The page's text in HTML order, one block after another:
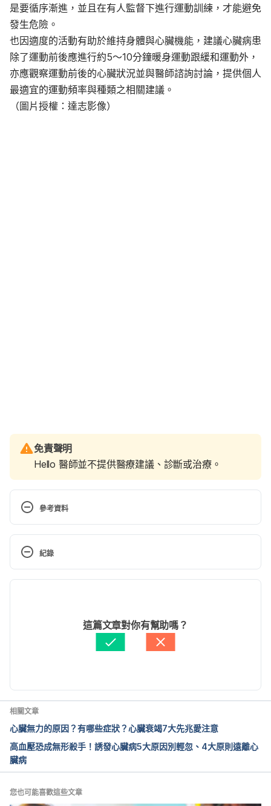
是要循序漸進，並且在有人監督下進行運動訓練，才能避免
發生危險。
也因適度的活動有助於維持身體與心臟機能，建議心臟病患
除了運動前後應進行約5～10分鐘暖身運動跟緩和運動外，
亦應觀察運動前後的心臟狀況並與醫師諮詢討論，提供個人
最適宜的運動頻率與種類之相關建議。
（圖片授權：達志影像）
免責聲明
Hello 醫師並不提供醫療建議、診斷或治療。
參考資料
https://www.hpa.gov.tw/Pages/Detail.aspx?
nodeid=632&pid=1188
August 10, 2022
如何做個「好心」人 避免心臟傷很大（衛福部）
2022
保安康!（衛福部）https://www.mohw.gov.tw/cp-
4624-57331-1.html Accessed August 10, 2022
基金會）
紀錄
張凱安 Kyle Chang
黃斯煒醫師
更新
這篇文章對你有幫助嗎？
相關文章
心臟無力的原因？有哪些症狀？心臟衰竭7大先兆愛注意
高血壓恐成無形殺手！誘發心臟病5大原因別輕忽、4大原則遠離心
臟病
您也可能喜歡這些文章